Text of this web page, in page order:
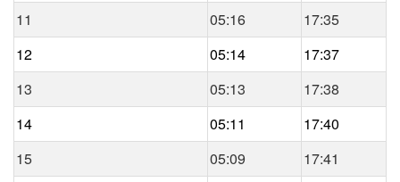
11
05:16
17:35
12
05:14
17:37
13
05:13
17:38
14
05:11
17:40
15
05:09
17:41